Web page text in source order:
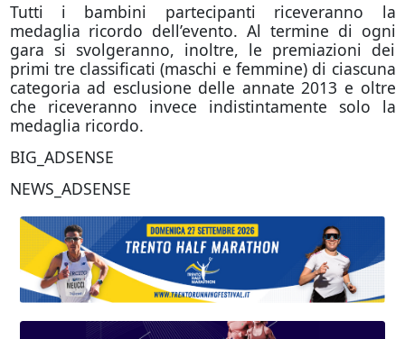
Tutti i bambini partecipanti riceveranno la
medaglia ricordo dell’evento. Al termine di ogni
gara si svolgeranno, inoltre, le premiazioni dei
primi tre classificati (maschi e femmine) di ciascuna
categoria ad esclusione delle annate 2013 e oltre
che riceveranno invece indistintamente solo la
medaglia ricordo.
BIG_ADSENSE
NEWS_ADSENSE